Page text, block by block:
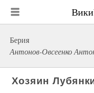
Берия
Антонов-Овсеенко
Хозяин